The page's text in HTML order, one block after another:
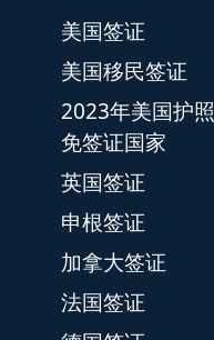
美国签证
美国移民签证
2023年美国护照
免签证国家
英国签证
申根签证
加拿大签证
法国签证